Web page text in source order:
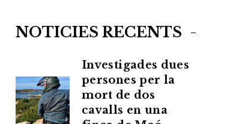
NOTÍCIES RECENTS
Investigades dues
persones per la
mort de dos
cavalls en una